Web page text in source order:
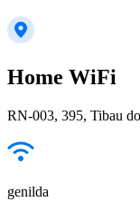
Home WiFi
RN-003, 395, Tibau
genilda